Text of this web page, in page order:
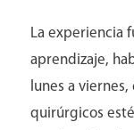
La experiencia
aprendizaje,
lunes a
quirúrgicos